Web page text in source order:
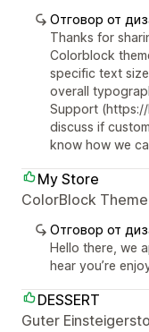
Отговор от
Thanks for
Colorblock
specific text
overall
Support (https://
discuss if
know how we
My Store
ColorBlock
Отговор от
Hello there, we
hear you’re
DESSERT
Guter